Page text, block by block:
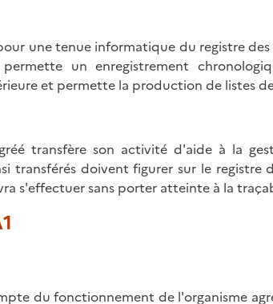
une tenue informatique du registre
un enregistrement
et permette la production de listes
transfère son activité d'aide à la
transférés doivent figurer sur le
s'effectuer sans porter atteinte à la
du fonctionnement de l'organisme